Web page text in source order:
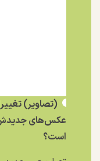
(تصاویر)
عکس‌های جدیدش؛
است؟